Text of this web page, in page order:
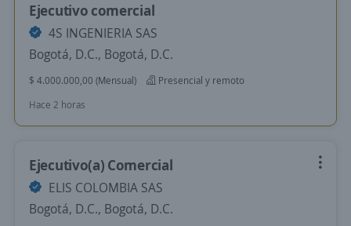
Ejecutivo comercial
4S INGENIERIA SAS
Bogotá, D.C., Bogotá, D.C.
$ 4.000.000,00 (Mensual)
Presencial y remoto
Hace 2 horas
Ejecutivo(a) Comercial
ELIS COLOMBIA SAS
Bogotá, D.C., Bogotá, D.C.